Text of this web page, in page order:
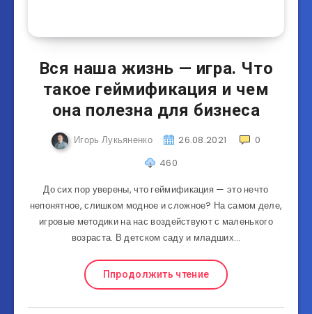
Вся наша жизнь — игра. Что
такое геймификация и чем
она полезна для бизнеса
Игорь Лукьяненко 26.08.2021
0
460
До сих пор уверены, что геймификация — это нечто
непонятное, слишком модное и сложное? На самом деле,
игровые методики на нас воздействуют с маленького
возраста. В детском саду и младших…
Ппродолжить чтение